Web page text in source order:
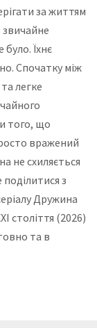
за життям
звичайне
Їхнє
Спочатку між
легке
того, що
вражений
не схиляється
з
Дружина
століття (2026)
та в